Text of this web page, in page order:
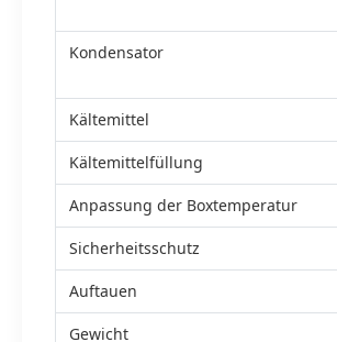
Kondensator
Kältemittel
Kältemittelfüllung
Anpassung der Boxtemperatur
Sicherheitsschutz
Auftauen
Gewicht